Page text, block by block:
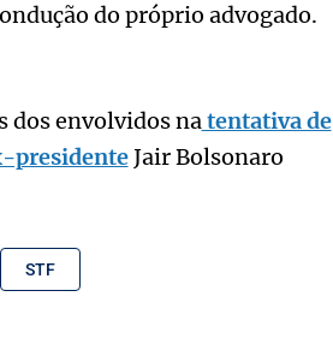
do próprio advogado.
dos envolvidos natentativa de
presidenteJair Bolsonaro
STF